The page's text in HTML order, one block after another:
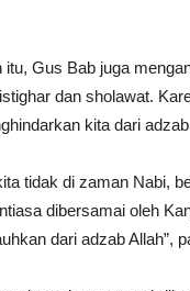
Gus Bab juga
dan sholawat.
kita dari
tidak di zaman Nabi,
dibersamai oleh
dari adzab Allah”,